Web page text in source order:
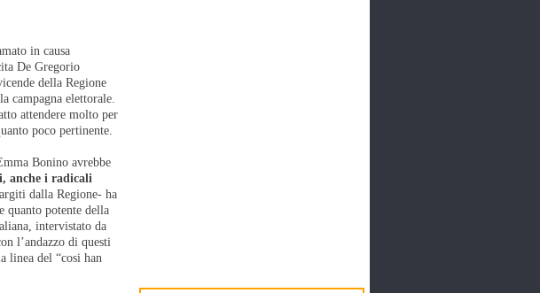
in causa
De Gregorio
della Regione
campagna elettorale.
attendere molto per
poco pertinente.
Bonino avrebbe
anche i radicali
dalla Regione- ha
quanto potente della
intervistato da
l’andazzo di questi
linea del “cosi han